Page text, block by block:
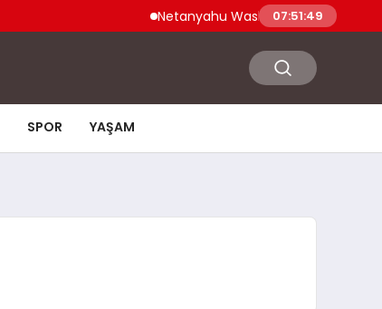
Netanyahu Washington Ziyaretinde ABD
07:51:50
SPOR YAŞAM